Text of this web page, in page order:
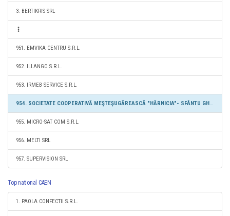
3. BERTIKRIS SRL
951. EMVIKA CENTRU S.R.L.
952. ILLANGO S.R.L.
953. IRMEB SERVICE S.R.L.
954. SOCIETATE COOPERATIVĂ MEŞTEŞUGĂREASCĂ "HĂRNICIA"- SFÂNTU GHEORGHE
955. MICRO-SAT COM S.R.L.
956. MELTI SRL
957. SUPERVISION SRL
Top national CAEN
1. PAOLA CONFECTII S.R.L.